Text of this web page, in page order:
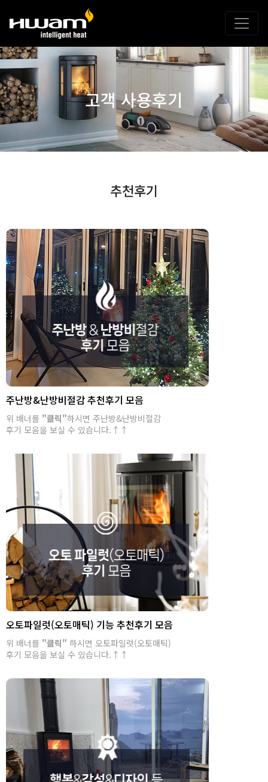
고객 사용후기
추천후기
주난방&난방비절감 추천후기 모음
위 배너를 "클릭"하시면 주난방&난방비절감
후기 모음을 보실 수 있습니다.↑↑
오토파일럿(오토매틱) 기능 추천후기 모음
위 배너를 "클릭" 하시면 오토파일럿(오토매틱)
후기 모음을 보실 수 있습니다.↑↑